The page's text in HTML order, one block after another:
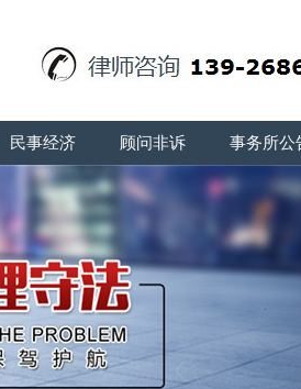
民事经济 顾问非诉 事务所公